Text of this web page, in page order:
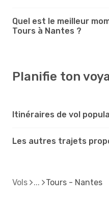
Quel est le meilleur
Tours à Nantes ?
Planifie ton
Itinéraires de vol
Les autres trajets
Vols Tours - Nantes